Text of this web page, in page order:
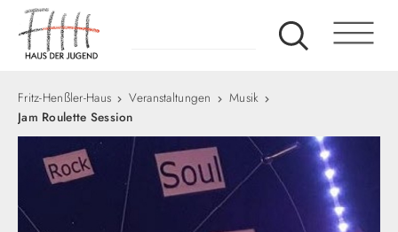
Fritz-Henßler-Haus Veranstaltungen
Musik
Jam Roulette Session